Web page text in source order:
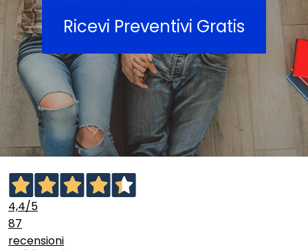
Ricevi Preventivi Gratis
4,4/5
87
recensioni